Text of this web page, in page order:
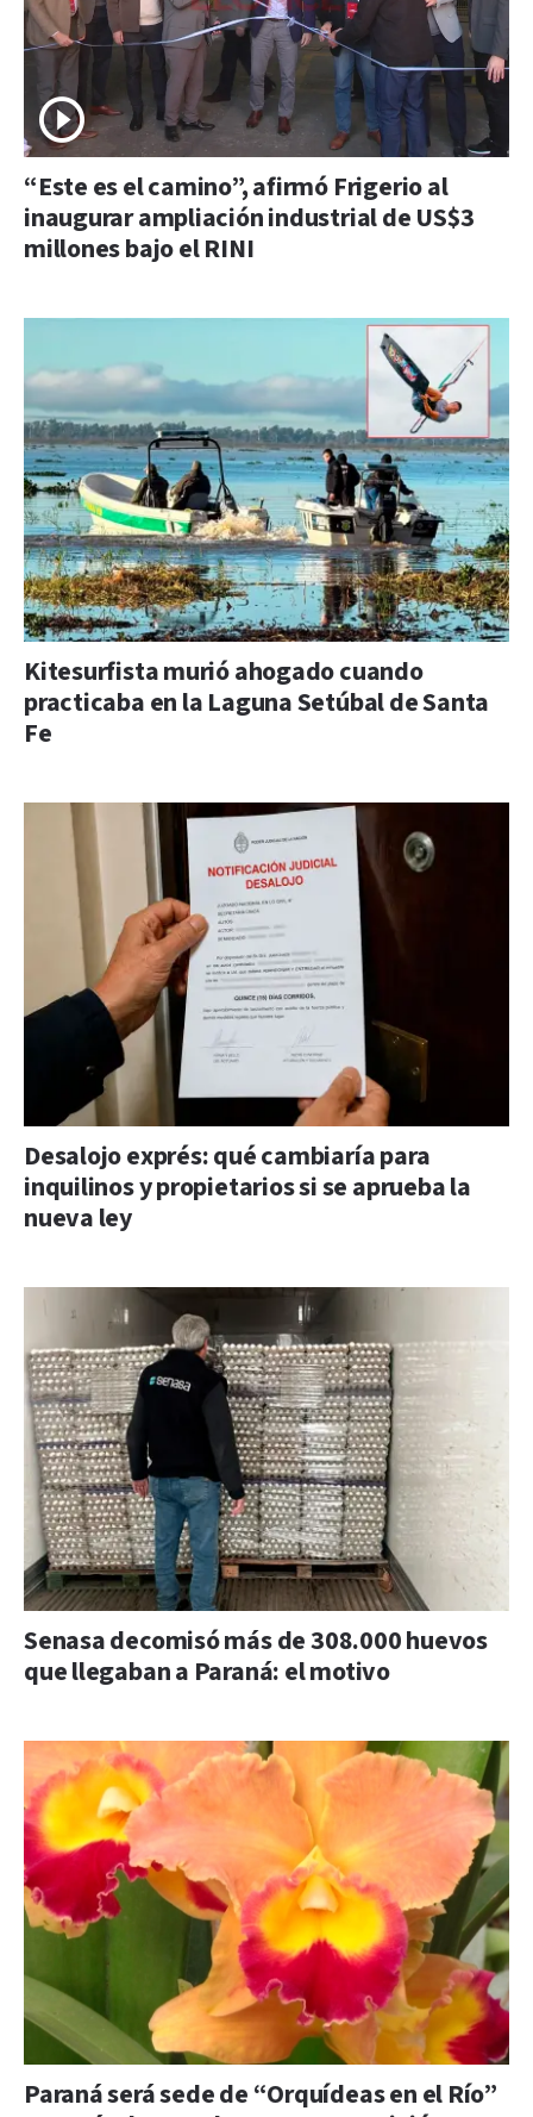
“Este es el camino”, afirmó Frigerio al
inaugurar ampliación industrial de US$3
millones bajo el RINI
Kitesurfista murió ahogado cuando
practicaba en la Laguna Setúbal de Santa
Fe
Desalojo exprés: qué cambiaría para
inquilinos y propietarios si se aprueba la
nueva ley
Senasa decomisó más de 308.000 huevos
que llegaban a Paraná: el motivo
Paraná será sede de “Orquídeas en el Río”